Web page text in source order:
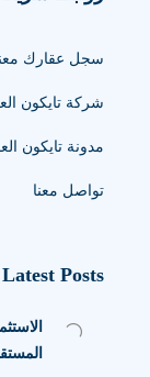
سجل عقارك
شركة تايكون
مدونة تايكون
تواصل معنا
Latest Posts